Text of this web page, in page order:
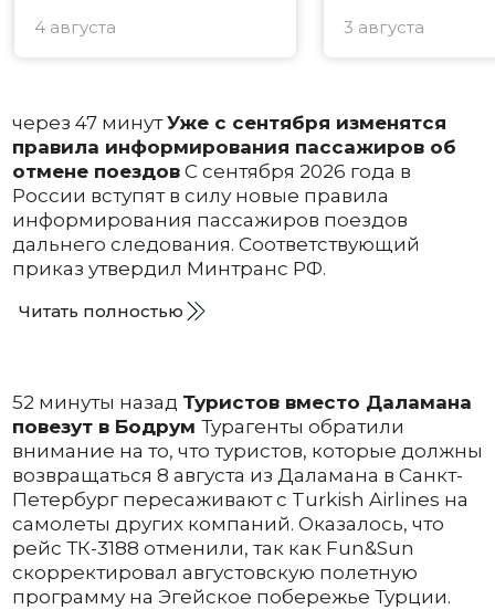
4 августа 3 августа
через 47 минут Уже с сентября изменятся
правила информирования пассажиров об
отмене поездовС сентября 2026 года в
России вступят в силу новые правила
информирования пассажиров поездов
дальнего следования. Соответствующий
приказ утвердил Минтранс РФ.
Читать полностью
52 минуты назад Туристов вместо Даламана
повезут в Бодрум Турагенты обратили
внимание на то, что туристов, которые должны
возвращаться 8 августа из Даламана в Санкт-
Петербург пересаживают с Turkish Airlines на
самолеты других компаний. Оказалось, что
рейс ТК-3188 отменили, так как Fun&Sun
скорректировал августовскую полетную
программу на Эгейское побережье Турции.